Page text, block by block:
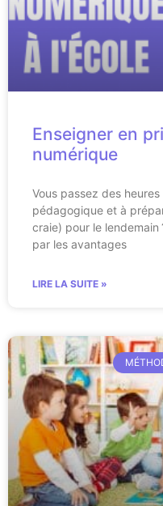
Enseigner en
numérique
Vous passez des
pédagogique et à
craie) pour le lendemain
par les avantages
LIRE LA SUITE »